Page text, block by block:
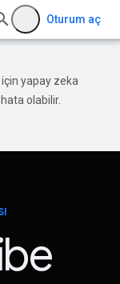
Oturum aç
yapay zeka
olabilir.